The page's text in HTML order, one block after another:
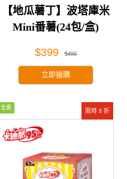
【地瓜薯丁】波塔庫米
Mini番薯(24包/盒)
$399 $499
立即搶購
限時 8 折
全素